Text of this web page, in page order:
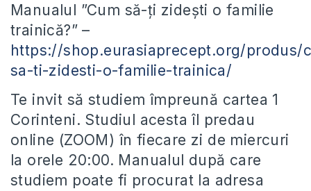
Manualul ”Cum să-ți zidești o familie
trainică?” –
https://shop.eurasiaprecept.org/produs/
sa-ti-zidesti-o-familie-trainica/
Te invit să studiem împreună cartea 1
Corinteni. Studiul acesta îl predau
online (ZOOM) în fiecare zi de miercuri
la orele 20:00. Manualul după care
studiem poate fi procurat la adresa